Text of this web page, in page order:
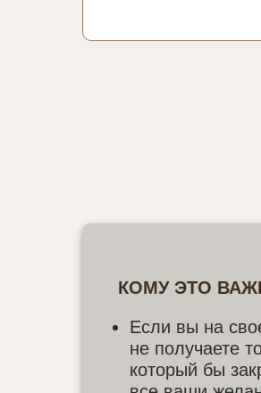
Если вы на
не получаете
который бы
КОМУ ЭТО